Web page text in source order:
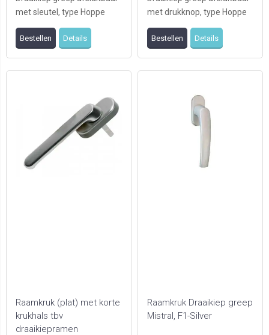
met sleutel, type Hoppe
Square, RVS Look
Bestellen Details
met drukknop, type Hoppe
Square, RVS Look
Bestellen Details
Raamkruk (plat) met korte
krukhals tbv
draaikiepramen
Raamkruk Draaikiep greep
Mistral, F1-Silver